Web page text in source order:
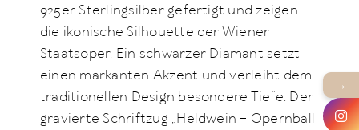
925er Sterlingsilber gefertigt und zeigen
die ikonische Silhouette der Wiener
Staatsoper. Ein schwarzer Diamant setzt
einen markanten Akzent und verleiht dem
traditionellen Design besondere Tiefe. Der
gravierte Schriftzug „Heldwein – Opernball
→